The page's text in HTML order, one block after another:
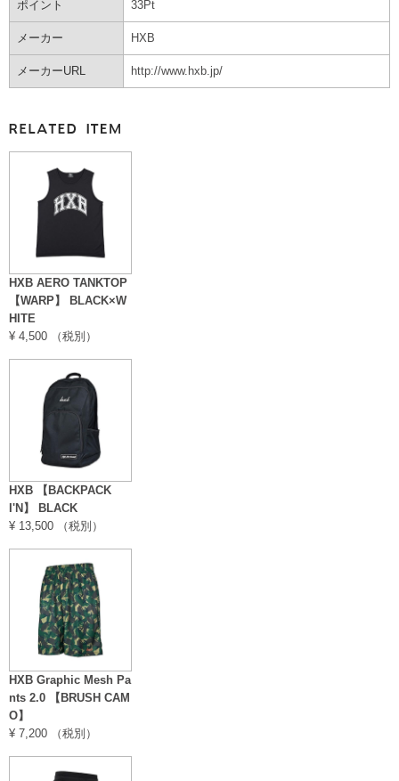
ポイント 33Pt
メーカー HXB
メーカーURL http://www.hxb.jp/
HXB AERO TANKTOP
【WARP】 BLACK×W
HITE
¥ 4,500 （税別）
HXB 【BACKPACK
I'N】 BLACK
¥ 13,500 （税別）
HXB Graphic Mesh Pa
nts 2.0 【BRUSH CAM
O】
¥ 7,200 （税別）